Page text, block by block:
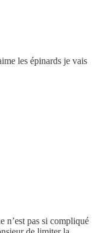
les épinards je vais
n’est pas si compliqué